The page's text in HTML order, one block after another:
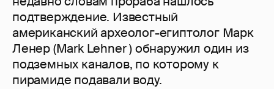
подтверждение. Известный
американский археолог-египтолог Марк
Ленер (Mark Lehner ) обнаружил один из
подземных каналов, по которому к
пирамиде подавали воду.